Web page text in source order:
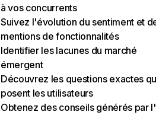
à vos concurrents
Suivez l'évolution du sentiment et
mentions de fonctionnalités
Identifier les lacunes du marché
émergent
Découvrez les questions exactes
posent les utilisateurs
Obtenez des conseils générés par